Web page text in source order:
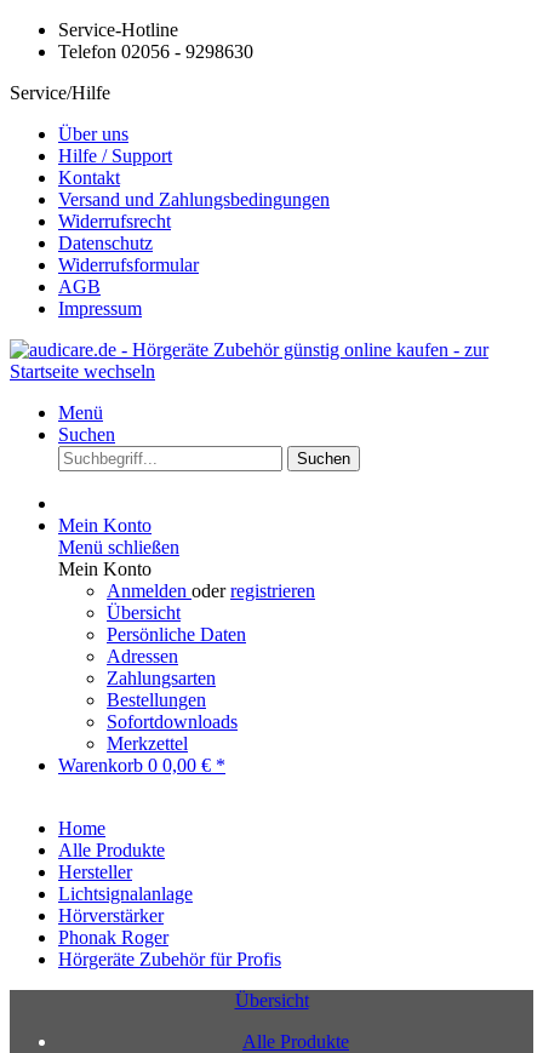
Service-Hotline
Telefon 02056 - 9298630
Service/Hilfe
Über uns
Hilfe / Support
Kontakt
Versand und Zahlungsbedingungen
Widerrufsrecht
Datenschutz
Widerrufsformular
AGB
Impressum
Menü
Suchen
Suchen
Mein Konto
Menü schließen
Mein Konto
Anmelden oderregistrieren
Übersicht
Persönliche Daten
Adressen
Zahlungsarten
Bestellungen
Sofortdownloads
Merkzettel
Warenkorb 0 0,00 € *
Home
Alle Produkte
Hersteller
Lichtsignalanlage
Hörverstärker
Phonak Roger
Hörgeräte Zubehör für Profis
Übersicht
Alle Produkte